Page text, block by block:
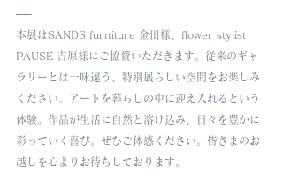
──
本展はSANDS furniture 金田様、flower stylist
PAUSE 吉原様にご協賛いただきます。従来のギャ
ラリーとは一味違う、特別展らしい空間をお楽しみ
ください。アートを暮らしの中に迎え入れるという
体験。作品が生活に自然と溶け込み、日々を豊かに
彩っていく喜び。ぜひご体感ください。皆さまのお
越しを心よりお待ちしております。